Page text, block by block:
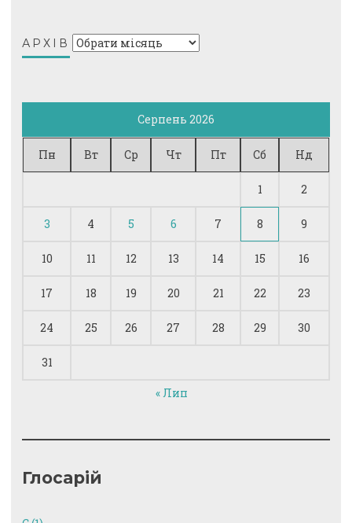
АРХІВ Архів
Серпень 2026
Пн Вт Ср Чт Пт Сб Нд
1 2
3 4 5 6 7 8 9
10 11 12 13 14 15 16
17 18 19 20 21 22 23
24 25 26 27 28 29 30
31
« Лип
Глосарій